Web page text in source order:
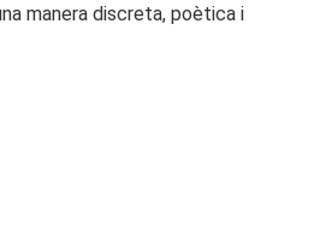
manera discreta, poètica i